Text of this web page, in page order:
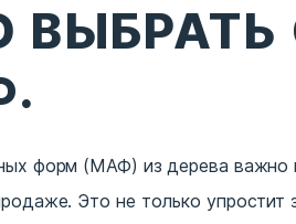
форм (МАФ) из дерева важно
Это не только упростит